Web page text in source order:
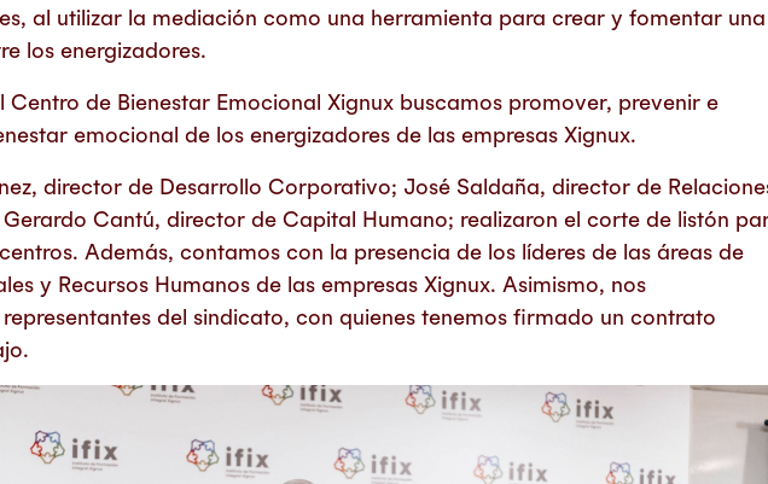
al utilizar la mediación como una herramienta para crear y fomentar una
los energizadores.
Centro de Bienestar Emocional Xignux buscamos promover, prevenir e
emocional de los energizadores de las empresas Xignux.
director de Desarrollo Corporativo; José Saldaña, director de
Cantú, director de Capital Humano; realizaron el corte de listón
Además, contamos con la presencia de los líderes de las áreas de
y Recursos Humanos de las empresas Xignux. Asimismo, nos
del sindicato, con quienes tenemos firmado un contrato